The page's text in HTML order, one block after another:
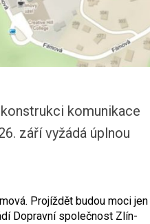
komunikace
září vyžádá úplnou
Projíždět budou moci jen
Dopravní společnost Zlín-